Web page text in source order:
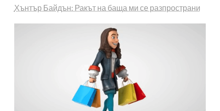
Хънтър Байдън: Ракът на баща ми се разпространи